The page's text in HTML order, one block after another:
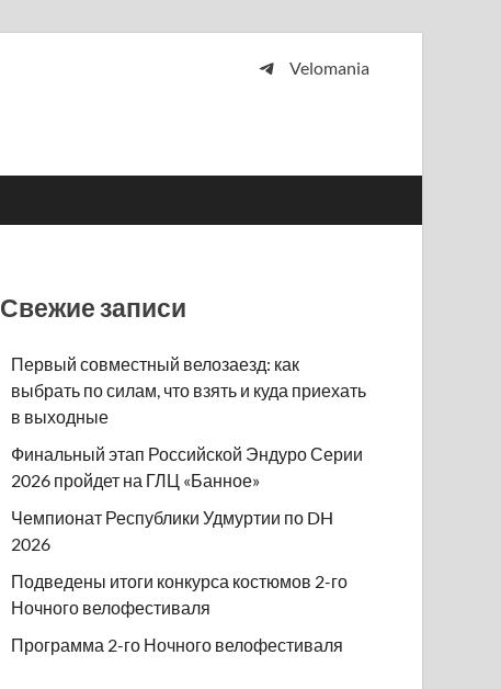
Velomania
Свежие записи
Первый совместный велозаезд: как
выбрать по силам, что взять и куда приехать
в выходные
Финальный этап Российской Эндуро Серии
2026 пройдет на ГЛЦ «Банное»
Чемпионат Республики Удмуртии по DH
2026
Подведены итоги конкурса костюмов 2-го
Ночного велофестиваля
Программа 2-го Ночного велофестиваля